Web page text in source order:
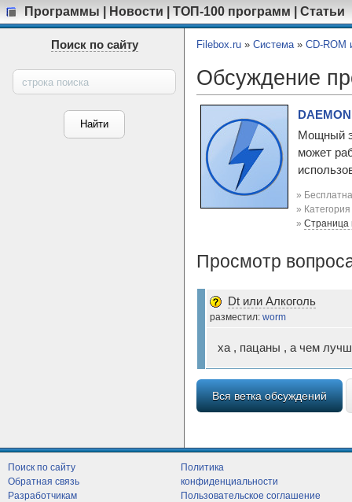
Программы Новости ТОП-100 программ Статьи
Поиск по сайту Filebox.ru » Система» CD-ROM
Обсуждение
Мощный
может
»
» Категория
» Страница
Просмотр
Dt или Алкоголь
разместил: worm
ха , пацаны , а чем
Вся ветка обсуждений
Поиск по сайту
Обратная связь
Разработчикам
Политика
конфиденциальности
Пользовательское соглашение